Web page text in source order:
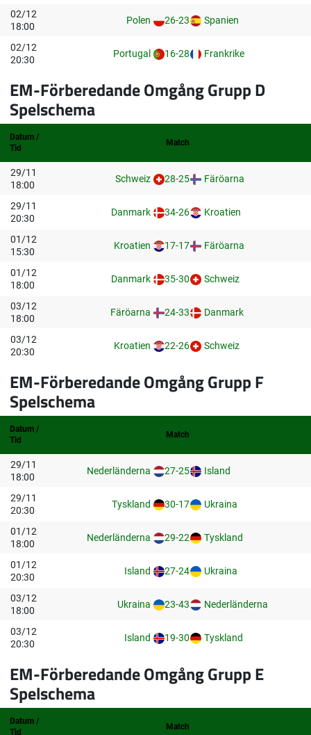
02/12
18:00
Polen 26-23 Spanien
02/12
20:30
Portugal 16-28 Frankrike
EM-Förberedande Omgång Grupp D
Spelschema
Datum /
Tid
Match
29/11
18:00
Schweiz 28-25 Färöarna
29/11
20:30
Danmark 34-26 Kroatien
01/12
15:30
Kroatien 17-17 Färöarna
01/12
18:00
Danmark 35-30 Schweiz
03/12
18:00
Färöarna 24-33 Danmark
03/12
20:30
Kroatien 22-26 Schweiz
EM-Förberedande Omgång Grupp F
Spelschema
Datum /
Tid
Match
29/11
18:00
Nederländerna 27-25 Island
29/11
20:30
Tyskland 30-17 Ukraina
01/12
18:00
Nederländerna 29-22 Tyskland
01/12
20:30
Island 27-24 Ukraina
03/12
18:00
Ukraina 23-43 Nederländerna
03/12
20:30
Island 19-30 Tyskland
EM-Förberedande Omgång Grupp E
Spelschema
Datum /
Tid
Match